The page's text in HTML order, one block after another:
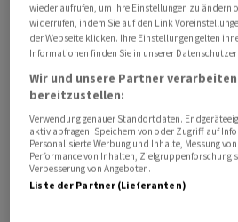
im britischen Einzelhandel im
dieser Abgrenzung meldete das
Anstieg im Monatsvergleich um
Wie das Statistikamt weiter
Umsätze im Handel mit
Werbeaktionen von einigen
verwiesen wurde. Zudem seien
Warenhäusern und
wieder aufrufen, um Ihre Einstellungen zu ändern
widerrufen, indem Sie auf den Link
der Webseite klicken. Ihre Einstellungen gelten
Informationen finden Sie in unserer
Wir und unsere Partner
bereitzustellen:
Verwendung genauer Standortdaten.
aktiv abfragen. Speichern von oder Zugriff auf
Personalisierte Werbung und Inhalte, Messung
Performance von Inhalten, Zielgruppenforschung
Verbesserung von Angeboten.
Liste der Partner (Lieferanten)